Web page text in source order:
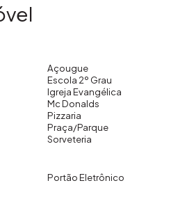
Açougue
Escola 2º Grau
Igreja Evangélica
Mc Donalds
Pizzaria
Praça/Parque
Sorveteria
Portão Eletrônico